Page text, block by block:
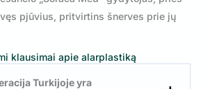
pjūvius, pritvirtins šnerves prie jų
klausimai apie alarplastiką
Turkijoje yra